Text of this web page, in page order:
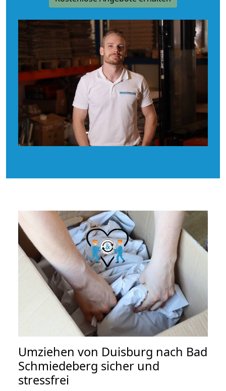
Umziehen von Duisburg nach Bad
Schmiedeberg sicher und
stressfrei